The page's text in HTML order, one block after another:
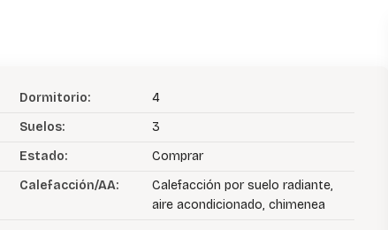
Dormitorio:
4
Suelos:
3
Estado:
Comprar
Calefacción/AA:
Calefacción por suelo radiante,
aire acondicionado, chimenea